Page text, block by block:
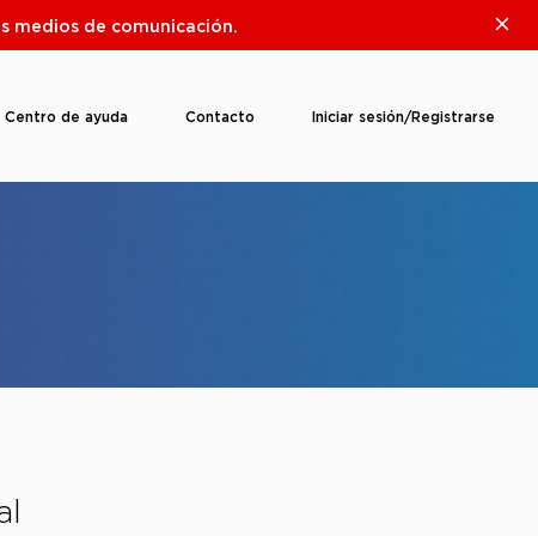
medios de comunicación.
Centro de ayuda Contacto Iniciar sesión/Registrarse